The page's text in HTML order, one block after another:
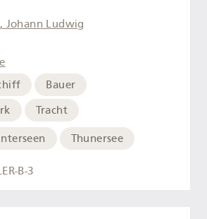
Johann Ludwig
Bauer
Tracht
Thunersee
B-3